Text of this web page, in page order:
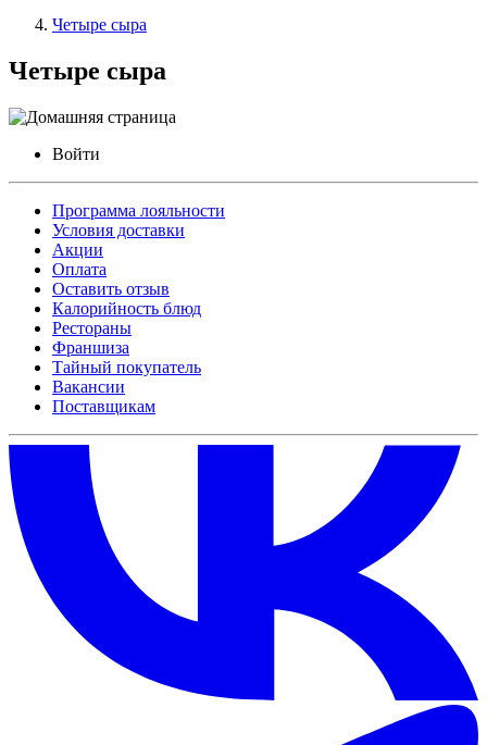
Четыре сыра
Четыре сыра
Войти
Программа лояльности
Условия доставки
Акции
Оплата
Оставить отзыв
Калорийность блюд
Рестораны
Франшиза
Тайный покупатель
Вакансии
Поставщикам